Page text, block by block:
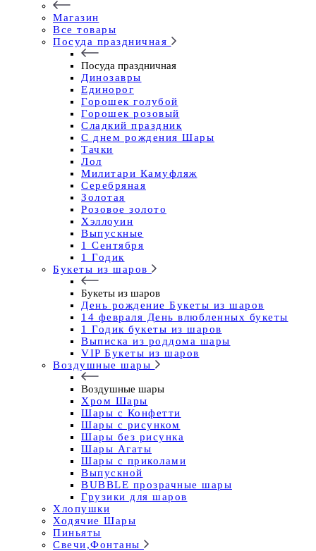
Магазин
Все товары
Посуда праздничная
Посуда праздничная
Динозавры
Единорог
Горошек голубой
Горошек розовый
Сладкий праздник
С днем рождения Шары
Тачки
Лол
Милитари Камуфляж
Серебряная
Золотая
Розовое золото
Хэллоуин
Выпускные
1 Сентября
1 Годик
Букеты из шаров
Букеты из шаров
День рождение Букеты из шаров
14 февраля День влюбленных букеты
1 Годик букеты из шаров
Выписка из роддома шары
VIP Букеты из шаров
Воздушные шары
Воздушные шары
Хром Шары
Шары с Конфетти
Шары с рисунком
Шары без рисунка
Шары Агаты
Шары с приколами
Выпускной
BUBBLE прозрачные шары
Грузики для шаров
Хлопушки
Ходячие Шары
Пиньяты
Свечи,Фонтаны